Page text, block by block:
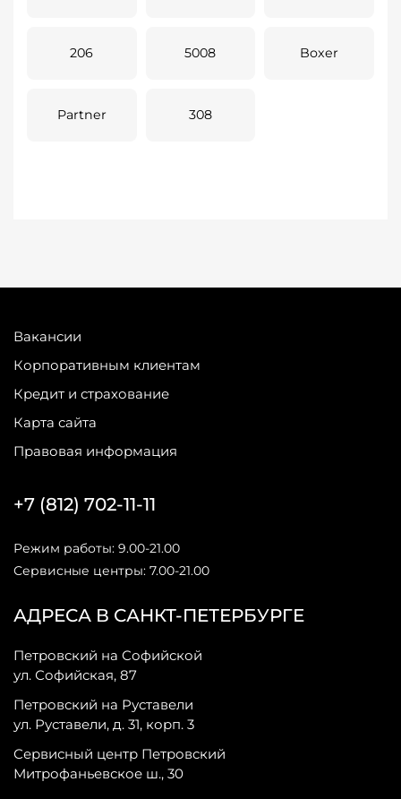
206 5008 Boxer
Partner 308
Вакансии
Корпоративным клиентам
Кредит и страхование
Карта сайта
Правовая информация
АДРЕСА В САНКТ-ПЕТЕРБУРГЕ
Петровский на Софийской
ул. Софийская, 87
Петровский на Руставели
ул. Руставели, д. 31, корп. 3
Сервисный центр Петровский
Митрофаньевское ш., 30
+7 (812) 702-11-11
Режим работы: 9.00-21.00
Сервисные центры: 7.00-21.00